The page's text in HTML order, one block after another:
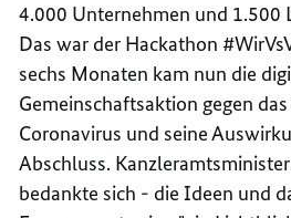
4.000 Unternehmen und 1.500
Das war der Hackathon
sechs Monaten kam nun die
Gemeinschaftsaktion gegen das
Coronavirus und seine
Abschluss.
bedankte sich - die Ideen und